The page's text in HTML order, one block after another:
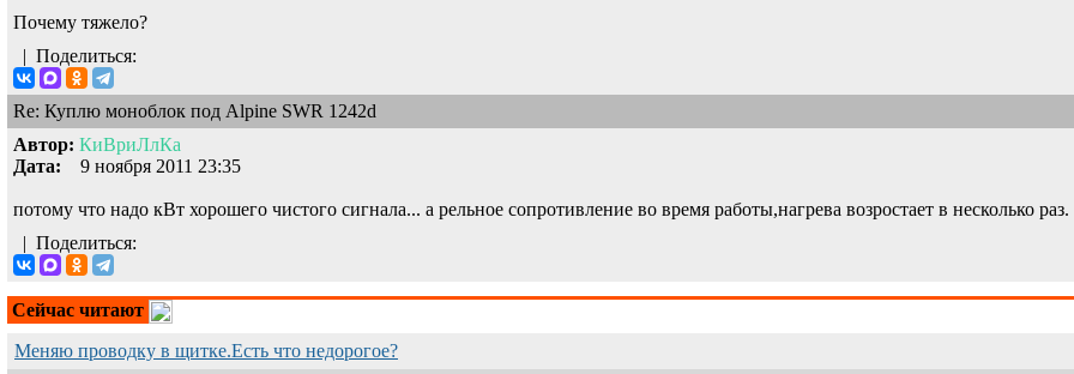
Почему тяжело?
| Поделиться:
Re: Куплю моноблок под Alpine SWR 1242d
Автор: КиВриЛлКа
Дата: 9 ноября 2011 23:35
потому что надо кВт хорошего чистого сигнала... а рельное сопротивление во время работы,нагрева возростает в несколько раз.
| Поделиться:
Сейчас читают
Меняю проводку в щитке.Есть что недорогое?